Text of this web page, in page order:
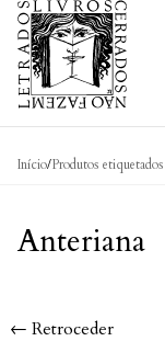
Skip to content
Início/Produtos
Anteriana
← Retroceder